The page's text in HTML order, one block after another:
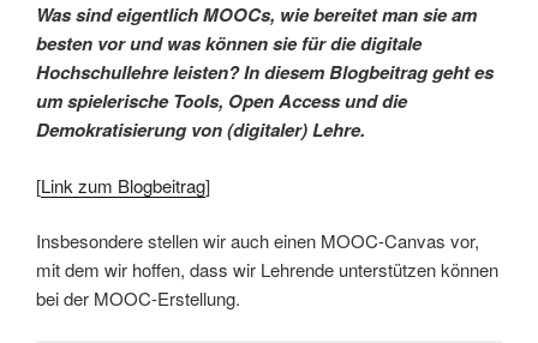
Was sind eigentlich MOOCs, wie bereitet man sie am
besten vor und was können sie für die digitale
Hochschullehre leisten? In diesem Blogbeitrag geht es
um spielerische Tools, Open Access und die
Demokratisierung von (digitaler) Lehre.
[Link zum Blogbeitrag]
Insbesondere stellen wir auch einen MOOC-Canvas vor,
mit dem wir hoffen, dass wir Lehrende unterstützen können
bei der MOOC-Erstellung.